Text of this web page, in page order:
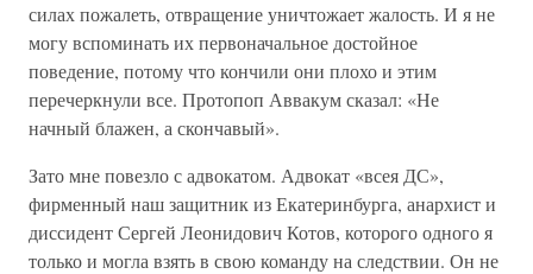
силах пожалеть, отвращение уничтожает жалость. И я не
могу вспоминать их первоначальное достойное
поведение, потому что кончили они плохо и этим
перечеркнули все. Протопоп Аввакум сказал: «Не
начный блажен, а скончавый».
Зато мне повезло с адвокатом. Адвокат «всея ДС»,
фирменный наш защитник из Екатеринбурга, анархист и
диссидент Сергей Леонидович Котов, которого одного я
только и могла взять в свою команду на следствии. Он не